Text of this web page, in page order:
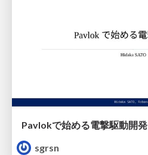
Pavlokで始める電撃駆動開発
sgrsn